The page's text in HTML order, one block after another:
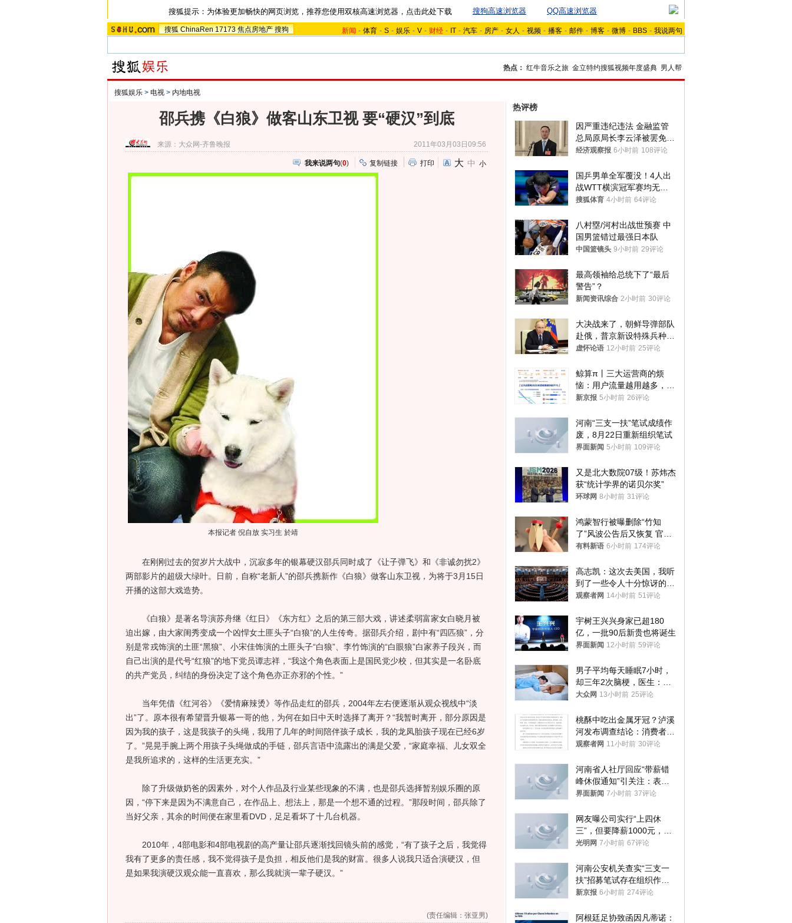
搜狐提示：为体验更加畅快的网页浏览，推荐您使用双核高速浏览器，点击此处下载 搜狗高速浏览器 QQ高速浏览器
搜狐 ChinaRen 17173 焦点房地产 搜狗 新闻 - 体育 - S - 娱乐 - V - 财经 - IT - 汽车 - 房产 - 女人 - 视频 - 播客 - 邮件 - 博客 - 微博 - BBS - 我说两句
热点： 红牛音乐之旅 金立特约搜狐视频年度盛典 男人帮
搜狐娱乐 > 电视 > 内地电视
邵兵携《白狼》做客山东卫视 要“硬汉”到底
来源： 大众网-齐鲁晚报 2011年03月03日09:56
我来说两句(0) 复制链接 打印 大 中 小
本报记者 倪自放 实习生 於靖
在刚刚过去的贺岁片大战中，沉寂多年的银幕硬汉邵兵同时成了《让子弹飞》和《非诚勿扰2》
两部影片的超级大绿叶。日前，自称“老新人”的邵兵携新作《白狼》做客山东卫视，为将于3月15日
开播的这部大戏造势。
《白狼》是著名导演苏舟继《红日》《东方红》之后的第三部大戏，讲述柔弱富家女白晓月被
迫出嫁，由大家闺秀变成一个凶悍女土匪头子“白狼”的人生传奇。据邵兵介绍，剧中有“四匹狼”，分
别是常戎饰演的土匪“黑狼”、小宋佳饰演的土匪头子“白狼”、李竹饰演的“白眼狼”白家养子段兴，而
自己出演的是代号“红狼”的地下党员谭志祥，“我这个角色表面上是国民党少校，但其实是一名卧底
的共产党员，纠结的身份决定了这个角色亦正亦邪的个性。”
当年凭借《红河谷》《爱情麻辣烫》等作品走红的邵兵，2004年左右便逐渐从观众视线中“淡
出”了。原本很有希望晋升银幕一哥的他，为何在如日中天时选择了离开？“我暂时离开，部分原因是
因为我的孩子，这是我孩子的头绳，我用了几年的时间陪伴孩子成长，我的龙凤胎孩子现在已经6岁
了。”晃晃手腕上两个用孩子头绳做成的手链，邵兵言语中流露出的满是父爱，“家庭幸福、儿女双全
是我所追求的，这样的生活更充实。”
除了升级做奶爸的因素外，对个人作品及行业某些现象的不满，也是邵兵选择暂别娱乐圈的原
因，“停下来是因为不满意自己，在作品上、想法上，那是一个想不通的过程。”那段时间，邵兵除了
当好父亲，其余的时间便在家里看DVD，足足看坏了十几台机器。
2010年，4部电影和4部电视剧的高产量让邵兵逐渐找回镜头前的感觉，“有了孩子之后，我觉得
我有了更多的责任感，我不觉得孩子是负担，相反他们是我的财富。很多人说我只适合演硬汉，但
是如果我演硬汉观众能一直喜欢，那么我就演一辈子硬汉。”
(责任编辑：张亚男)
热评榜
因严重违纪违法 金融监管
总局原局长李云泽被罢免全
国人大代表
经济观察报 6小时前 108评论
国乒男单全军覆没！4人出
战WTT横滨冠军赛均无缘
八强
搜狐体育 4小时前 64评论
八村塁/河村出战世预赛 中
国男篮错过最强日本队
中国篮镜头 9小时前 29评论
最高领袖给总统下了“最后
警告”？
新闻资讯综合 2小时前 30评论
大决战来了，朝鲜导弹部队
赴俄，普京新设特殊兵种，
76岁老将扛旗
虚怀论语 12小时前 25评论
鲸算π丨三大运营商的烦
恼：用户流量越用越多，收
入却越来越少
新京报 5小时前 26评论
河南“三支一扶”笔试成绩作
废，8月22日重新组织笔试
界面新闻 5小时前 109评论
又是北大数院07级！苏炜杰
获“统计学界的诺贝尔奖”
环球网 8小时前 31评论
鸿蒙智行被曝删除“竹知
了”风波公告后又恢复 官媒
曾力挺：劝华为要大度的，
有料新语 6小时前 174评论
高志凯：这次去美国，我听
到了一些令人十分惊讶的消
息
观察者网 14小时前 51评论
宇树王兴兴身家已超180
亿，一批90后新贵也将诞生
界面新闻 12小时前 59评论
男子平均每天睡眠7小时，
却三年2次脑梗，医生：这
样睡觉更伤身
大众网 13小时前 25评论
桃酥中吃出金属牙冠？泸溪
河发布调查结论：消费者已
澄清，所发视频情况不属实
观察者网 11小时前 30评论
河南省人社厅回应“带薪错
峰休假通知”引关注：表述
不够准确，待修改后印发
界面新闻 7小时前 37评论
网友曝公司实行“上四休
三”，但要降薪1000元，不
接受只能辞职
光明网 7小时前 67评论
河南公安机关查实“三支一
扶”招募笔试存在组织作弊
犯罪行为
新京报 6小时前 274评论
阿根廷足协致函因凡蒂诺：